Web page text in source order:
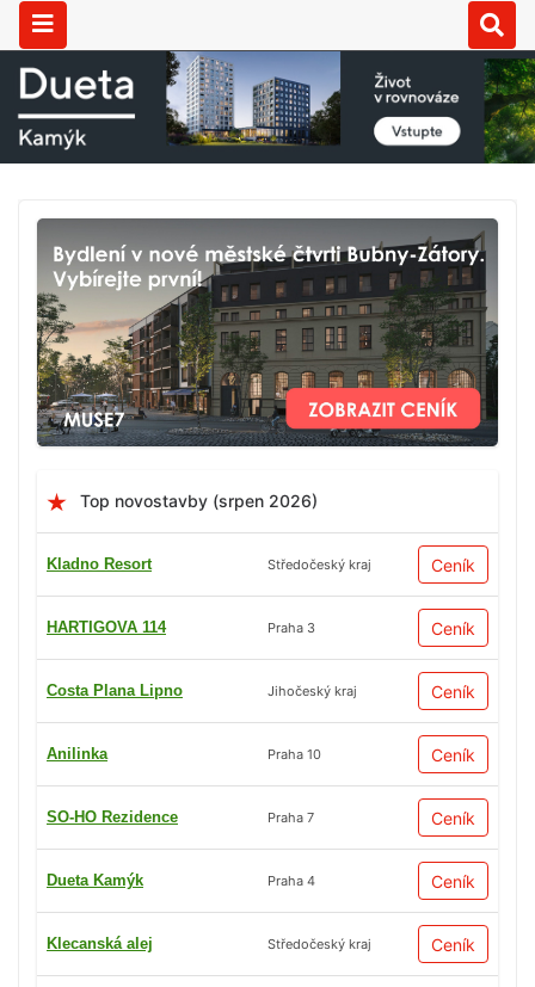
Top novostavby (srpen 2026)
Kladno Resort Středočeský kraj Ceník
HARTIGOVA 114 Praha 3 Ceník
Costa Plana Lipno Jihočeský kraj Ceník
Anilinka Praha 10 Ceník
SO-HO Rezidence Praha 7 Ceník
Dueta Kamýk Praha 4 Ceník
Klecanská alej Středočeský kraj Ceník